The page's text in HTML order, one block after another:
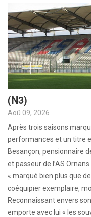
(N3)
Aoû 09, 2026
Après trois saisons
performances et un titre
Besançon, pensionnaire
et passeur de l’AS
« marqué bien plus que
coéquipier exemplaire,
Reconnaissant envers
emporte avec lui « les